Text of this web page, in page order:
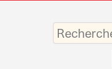
Saisissez
vos
mots-